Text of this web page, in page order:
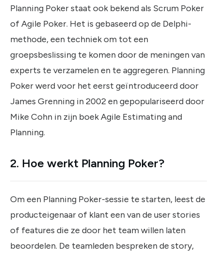
Planning Poker staat ook bekend als Scrum Poker
of Agile Poker. Het is gebaseerd op de Delphi-
methode, een techniek om tot een
groepsbeslissing te komen door de meningen van
experts te verzamelen en te aggregeren. Planning
Poker werd voor het eerst geïntroduceerd door
James Grenning in 2002 en gepopulariseerd door
Mike Cohn in zijn boek Agile Estimating and
Planning.
2. Hoe werkt Planning Poker?
Om een ​​Planning Poker-sessie te starten, leest de
producteigenaar of klant een van de user stories
of features die ze door het team willen laten
beoordelen. De teamleden bespreken de story,